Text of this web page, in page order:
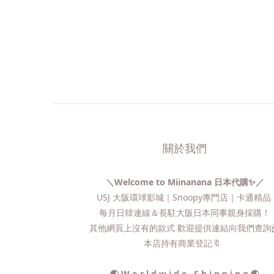
關於我們
＼Welcome to Miinanana 日本代購✨／
USJ 大阪環球影城｜Snoopy專門店｜卡通精
每月日韓連線＆長駐大阪日本同事親身採購！
其他網頁上沒有的款式 歡迎提供連結向我們查詢
本店持有商業登記🔖